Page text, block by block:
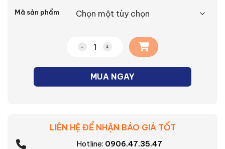
Mã sản phẩm
Chảo chiên vân đá không từ Supor
MUA NGAY
LIÊN HỆ ĐỂ NHẬN BÁO GIÁ TỐT
Hotline: 0906.47.35.47